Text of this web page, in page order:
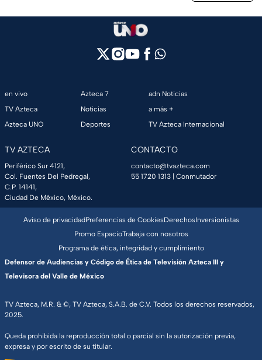
en vivo
TV Azteca
Azteca UNO
Azteca 7
Noticias
Deportes
adn Noticias
a más +
TV Azteca Internacional
TV AZTECA
Periférico Sur 4121,
Col. Fuentes Del Pedregal,
C.P. 14141,
Ciudad De México, México.
CONTACTO
contacto@tvazteca.com
55 1720 1313 | Conmutador
TV Azteca, M.R. & ©, TV Azteca, S.A.B. de C.V. Todos los derechos reservados,
2025.
Queda prohibida la reproducción total o parcial sin la autorización previa,
expresa y por escrito de su titular.
Aviso de privacidadPreferencias de CookiesDerechosInversionistas
Promo EspacioTrabaja con nosotros
Programa de ética, integridad y cumplimiento
Defensor de Audiencias y Código de Ética de Televisión Azteca III y
Televisora del Valle de México